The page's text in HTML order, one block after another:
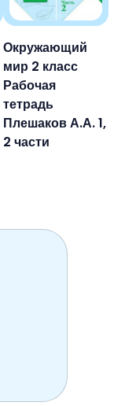
Окружающий
мир 2 класс
Рабочая
тетрадь
Плешаков А.А. 1,
2 части